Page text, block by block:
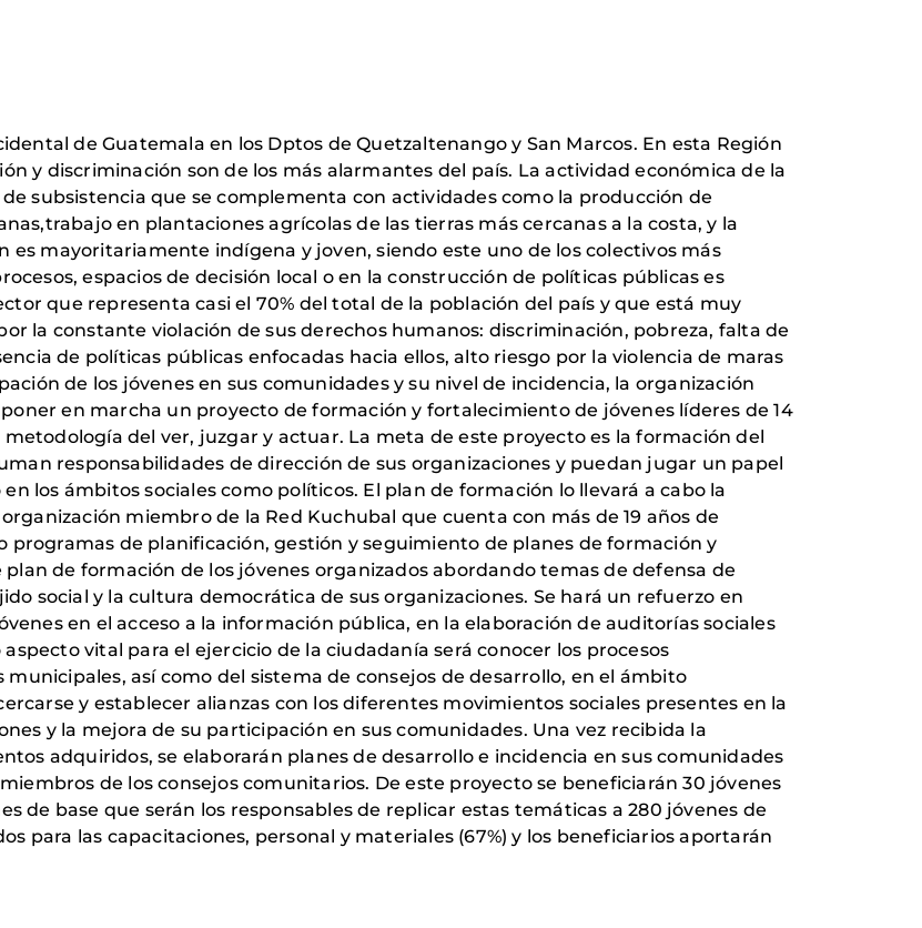
de Guatemala en los Dptos de Quetzaltenango y San Marcos. En esta Región
y discriminación son de los más alarmantes del país. La actividad económica de la
subsistencia que se complementa con actividades como la producción de
en plantaciones agrícolas de las tierras más cercanas a la costa, y la
es mayoritariamente indígena y joven, siendo este uno de los colectivos más
espacios de decisión local o en la construcción de políticas públicas es
que representa casi el 70% del total de la población del país y que está muy
la constante violación de sus derechos humanos: discriminación, pobreza, falta de
de políticas públicas enfocadas hacia ellos, alto riesgo por la violencia de maras
de los jóvenes en sus comunidades y su nivel de incidencia, la organización
en marcha un proyecto de formación y fortalecimiento de jóvenes líderes de 14
del ver, juzgar y actuar. La meta de este proyecto es la formación del
responsabilidades de dirección de sus organizaciones y puedan jugar un papel
los ámbitos sociales como políticos. El plan de formación lo llevará a cabo la
miembro de la Red Kuchubal que cuenta con más de 19 años de
programas de planificación, gestión y seguimiento de planes de formación y
de formación de los jóvenes organizados abordando temas de defensa de
social y la cultura democrática de sus organizaciones. Se hará un refuerzo en
en el acceso a la información pública, en la elaboración de auditorías sociales
vital para el ejercicio de la ciudadanía será conocer los procesos
así como del sistema de consejos de desarrollo, en el ámbito
y establecer alianzas con los diferentes movimientos sociales presentes en la
y la mejora de su participación en sus comunidades. Una vez recibida la
adquiridos, se elaborarán planes de desarrollo e incidencia en sus comunidades
de los consejos comunitarios. De este proyecto se beneficiarán 30 jóvenes
de base que serán los responsables de replicar estas temáticas a 280 jóvenes de
para las capacitaciones, personal y materiales (67%) y los beneficiarios aportarán